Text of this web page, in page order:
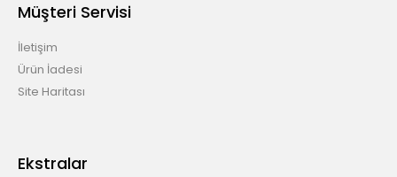
Müşteri Servisi
İletişim
Ürün İadesi
Site Haritası
Ekstralar